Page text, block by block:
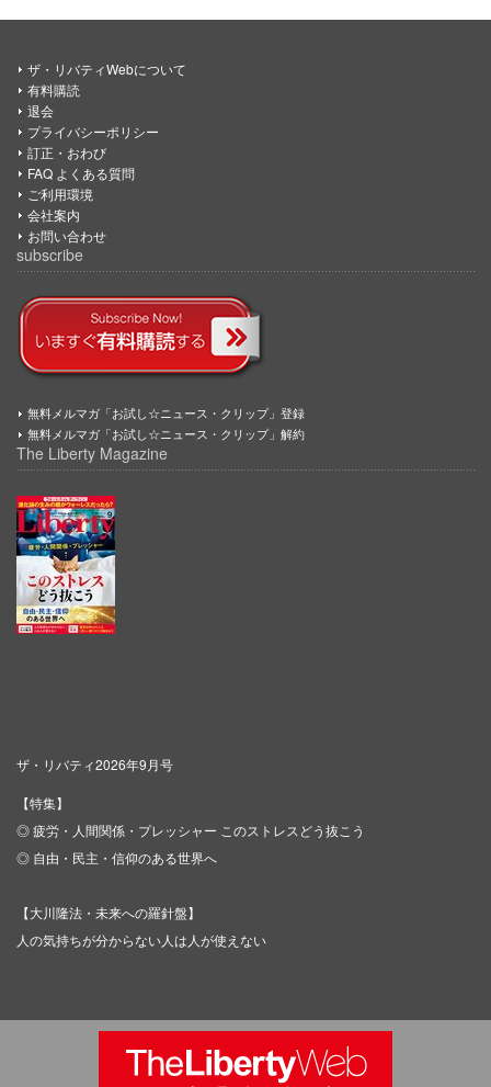
ザ・リバティWebについて
有料購読
退会
プライバシーポリシー
訂正・おわび
FAQ よくある質問
ご利用環境
会社案内
お問い合わせ
subscribe
無料メルマガ「お試し☆ニュース・クリップ」登録
無料メルマガ「お試し☆ニュース・クリップ」解約
The Liberty Magazine
ザ・リバティ2026年9月号
【特集】
◎ 疲労・人間関係・プレッシャー このストレスどう抜こう
◎ 自由・民主・信仰のある世界へ
【大川隆法・未来への羅針盤】
人の気持ちが分からない人は人が使えない